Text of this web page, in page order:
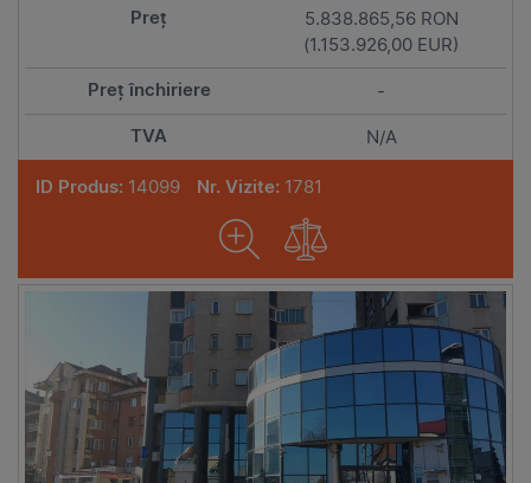
5.838.865,56 RON
(1.153.926,00 EUR)
-
N/A
ID Produs: 14099 Nr. Vizite: 1781